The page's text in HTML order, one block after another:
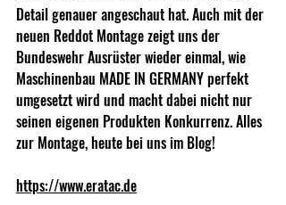
Detail genauer angeschaut hat. Auch mit der
neuen Reddot Montage zeigt uns der
Bundeswehr Ausrüster wieder einmal, wie
Maschinenbau MADE IN GERMANY perfekt
umgesetzt wird und macht dabei nicht nur
seinen eigenen Produkten Konkurrenz. Alles
zur Montage, heute bei uns im Blog!
https://www.eratac.de